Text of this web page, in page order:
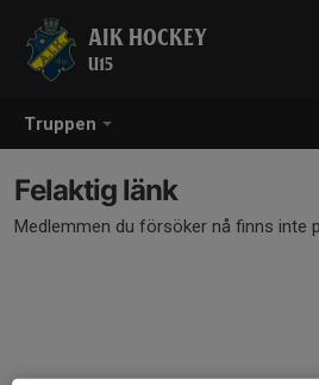
Truppen
AIK HOCKEY
U15
Felaktig länk
Medlemmen du försöker nå finns inte